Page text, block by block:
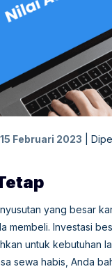
15 Februari 2023
yang besar
membeli. Investasi
untuk kebutuhan
sewa habis, Anda